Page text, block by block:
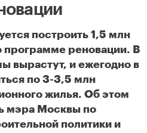
построить 1,5 млн
программе реновации. В
вырастут, и ежегодно в
по 3-3,5 млн
жилья. Об этом
мэра Москвы по
политики и